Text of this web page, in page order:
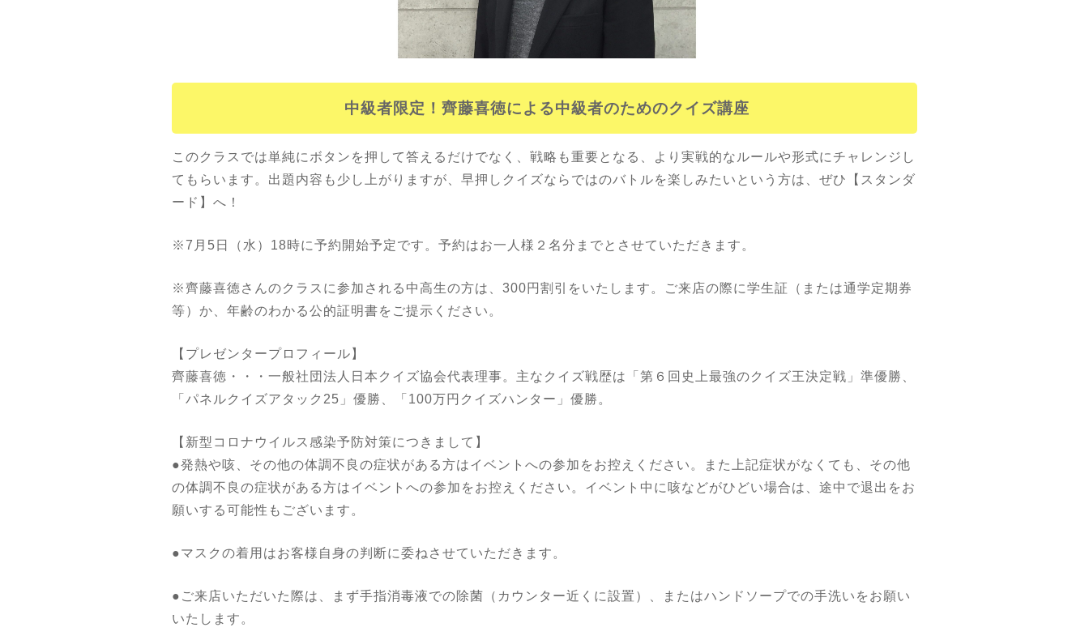
中級者限定！ 齊藤喜徳による中級者のためのクイズ講座
このクラスでは単純にボタンを押して答えるだけでなく、戦略も重要となる、より実戦的なルールや形式にチャレンジし
てもらいます。出題内容も少し上がりますが、早押しクイズならではのバトルを楽しみたいという方は、ぜひ【スタンダ
ード】へ！
※7月5日（水）18時に予約開始予定です。予約はお一人様２名分までとさせていただきます。
※齊藤喜徳さんのクラスに参加される中高生の方は、300円割引をいたします。ご来店の際に学生証（または通学定期券
等）か、年齢のわかる公的証明書をご提示ください。
【プレゼンタープロフィール】
齊藤喜徳・・・一般社団法人日本クイズ協会代表理事。主なクイズ戦歴は「第６回史上最強のクイズ王決定戦」準優勝、
「パネルクイズアタック25」優勝、「100万円クイズハンター」優勝。
【新型コロナウイルス感染予防対策につきまして】
●発熱や咳、その他の体調不良の症状がある方はイベントへの参加をお控えください。また上記症状がなくても、その他
の体調不良の症状がある方はイベントへの参加をお控えください。イベント中に咳などがひどい場合は、途中で退出をお
願いする可能性もございます。
●マスクの着用はお客様自身の判断に委ねさせていただきます。
●ご来店いただいた際は、まず手指消毒液での除菌（カウンター近くに設置）、またはハンドソープでの手洗いをお願い
いたします。